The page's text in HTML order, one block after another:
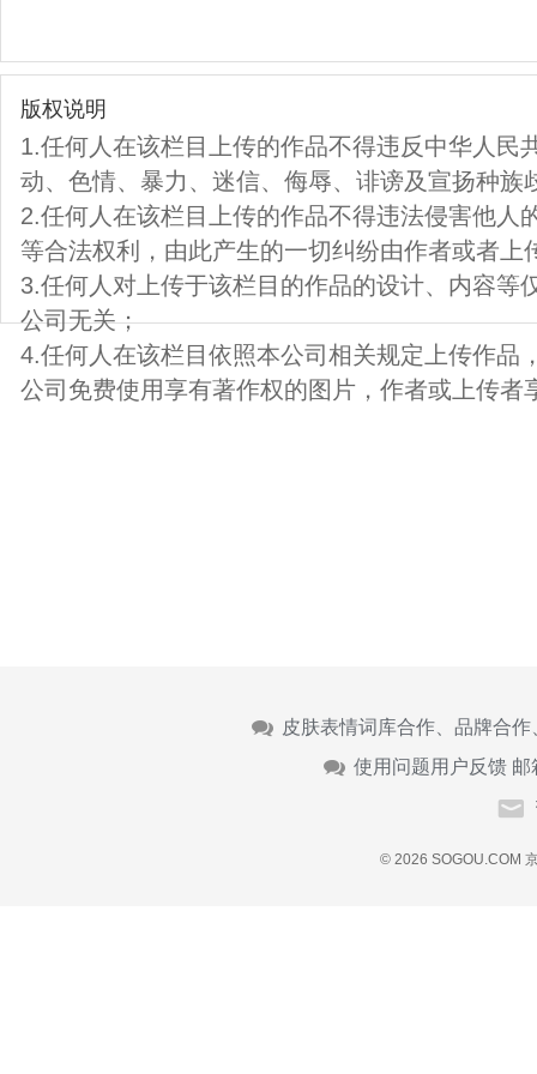
版权说明
1.任何人在该栏目上传的作品不得违反中华人民
动、色情、暴力、迷信、侮辱、诽谤及宣扬种族
2.任何人在该栏目上传的作品不得违法侵害他人
等合法权利，由此产生的一切纠纷由作者或者上
3.任何人对上传于该栏目的作品的设计、内容等
公司无关；
4.任何人在该栏目依照本公司相关规定上传作品
公司免费使用享有著作权的图片，作者或上传者
皮肤表情词库合作、品牌合
使用问题用户反馈 邮
© 2026 SOGOU.COM